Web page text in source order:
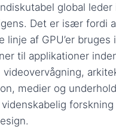
global
Det er især fordi
linje af GPU’er bruges i
til applikationer
videovervågning,
medier og
forskning